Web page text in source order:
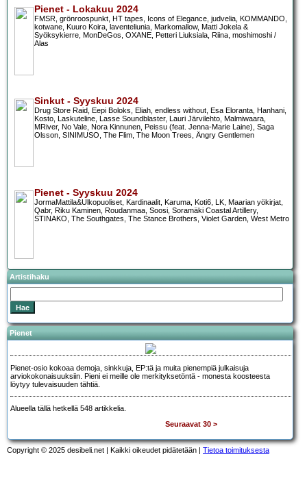
Pienet - Lokakuu 2024
FMSR, grönroospunkt, HT tapes, Icons of Elegance, judvelia, KOMMANDO,
kotwane, Kuuro Koira, laventeliunia, Markomallow, Matti Jokela &
Syöksykierre, MonDeGos, OXANE, Petteri Liuksiala, Riina, moshimoshi /
Alas
Sinkut - Syyskuu 2024
Drug Store Raid, Eepi Boloks, Eliah, endless without, Esa Eloranta, Hanhani,
Kosto, Laskuteline, Lasse Soundblaster, Lauri Järvilehto, Malmiwaara,
MRiver, No Vale, Nora Kinnunen, Peissu (feat. Jenna-Marie Laine), Saga
Olsson, SINIMUSO, The Flim, The Moon Trees, Ängry Gentlemen
Pienet - Syyskuu 2024
JormaMattila&Ulkopuoliset, Kardinaalit, Karuma, Koti6, LK, Maarian yökirjat,
Qabr, Riku Kaminen, Roudanmaa, Soosi, Soramäki Coastal Artillery,
STINAKO, The Southgates, The Stance Brothers, Violet Garden, West Metro
Artistihaku
Pienet
Pienet-osio kokoaa demoja, sinkkuja, EP:tä ja muita pienempiä julkaisuja
arviokokonaisuuksiin. Pieni ei meille ole merkityksetöntä - monesta koosteesta
löytyy tulevaisuuden tähtiä.
Alueella tällä hetkellä 548 artikkelia.
Seuraavat 30 >
Copyright © 2025 desibeli.net | Kaikki oikeudet pidätetään | Tietoa toimituksesta